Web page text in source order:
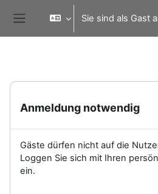
Website-Übersicht
Sie sind als Gast
Anmeldung notwendig
Gäste dürfen nicht auf die
Loggen Sie sich mit Ihren
ein.